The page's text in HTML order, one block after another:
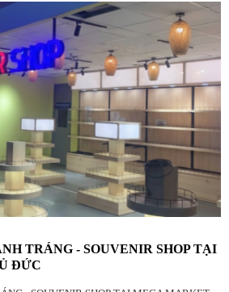
TRÁNG - SOUVENIR SHOP TẠI
ĐỨC